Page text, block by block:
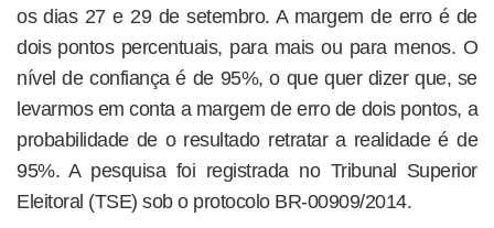
os dias 27 e 29 de setembro. A margem de erro é de
dois pontos percentuais, para mais ou para menos. O
nível de confiança é de 95%, o que quer dizer que, se
levarmos em conta a margem de erro de dois pontos, a
probabilidade de o resultado retratar a realidade é de
95%. A pesquisa foi registrada no Tribunal Superior
Eleitoral (TSE) sob o protocolo BR-00909/2014.